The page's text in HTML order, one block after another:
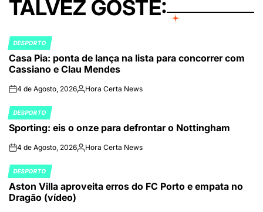
TALVEZ GOSTE:
POSTED
IN
DESPORTO
Casa Pia: ponta de lança na lista para concorrer com
Cassiano e Clau Mendes
on4 de Agosto, 2026Publicado
Hora Certa News
POSTED
IN
DESPORTO
Sporting: eis o onze para defrontar o Nottingham
on4 de Agosto, 2026Publicado
Hora Certa News
POSTED
IN
DESPORTO
Aston Villa aproveita erros do FC Porto e empata no
Dragão (vídeo)